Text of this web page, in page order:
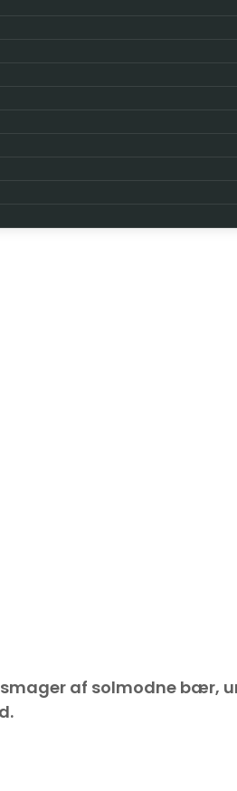
af solmodne bær,